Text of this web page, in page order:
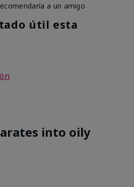
a un amigo
útil esta
into oily